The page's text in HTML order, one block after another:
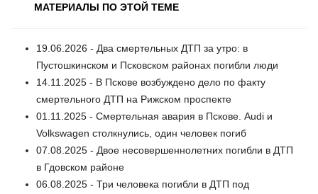
МАТЕРИАЛЫ ПО ЭТОЙ ТЕМЕ
19.06.2026 - Два смертельных ДТП за утро: в
Пустошкинском и Псковском районах погибли люди
14.11.2025 - В Пскове возбуждено дело по факту
смертельного ДТП на Рижском проспекте
01.11.2025 - Смертельная авария в Пскове. Audi и
Volkswagen столкнулись, один человек погиб
07.08.2025 - Двое несовершеннолетних погибли в ДТП
в Гдовском районе
06.08.2025 - Три человека погибли в ДТП под